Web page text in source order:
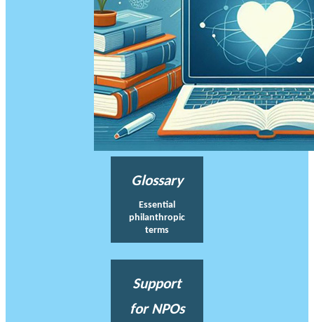
Glossary
Essential
philanthropic
terms
Support
for NPOs